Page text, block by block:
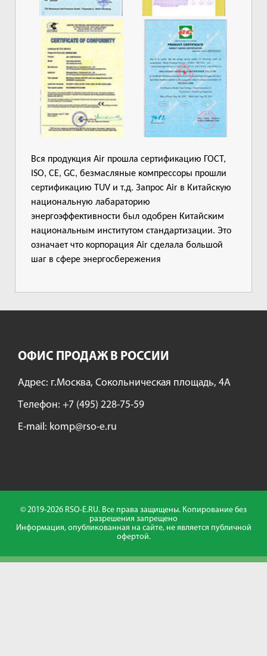
Вся продукция Air прошла сертификацию ГОСТ,
ISO, CE, GC, безмасляные компрессоры прошли
сертификацию TUV и т.д. Запрос Air в Китайскую
национальную лабараторию
энергоэффективности был одобрен Китайским
национальным институтом стандартизации. Это
означает что корпорация Air сделала большой
шаг в сфере энергосбережения
ОФИС ПРОДАЖ В РОССИИ
Адрес: г.Москва, Сокольническая площадь, 4А
Tелефон: +7 (495) 228-75-59
E-mail: komp@rso-e.ru
© 2019-2026 RSO-E.RU. Все права защищены. Копирование без
разрешения запрещено
Информация, опубликованная на сайте, не является публичной
офертой.